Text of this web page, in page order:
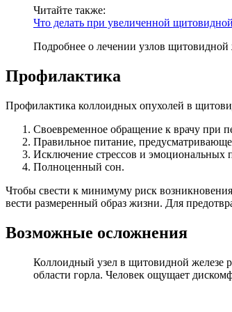
Читайте также:
Что делать при увеличенной
Подробнее о лечении узлов щитовидной
Профилактика
Профилактика коллоидных опухолей в
Своевременное обращение к врачу при
Правильное питание,
Исключение стрессов и эмоциональных
Полноценный сон.
Чтобы свести к минимуму риск
вести размеренный образ жизни. Для
Возможные осложнения
Коллоидный узел в щитовидной железе
области горла. Человек ощущает